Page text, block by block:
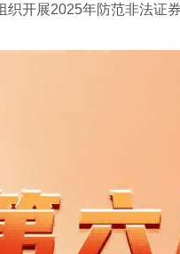
织开展2025年防范非法证